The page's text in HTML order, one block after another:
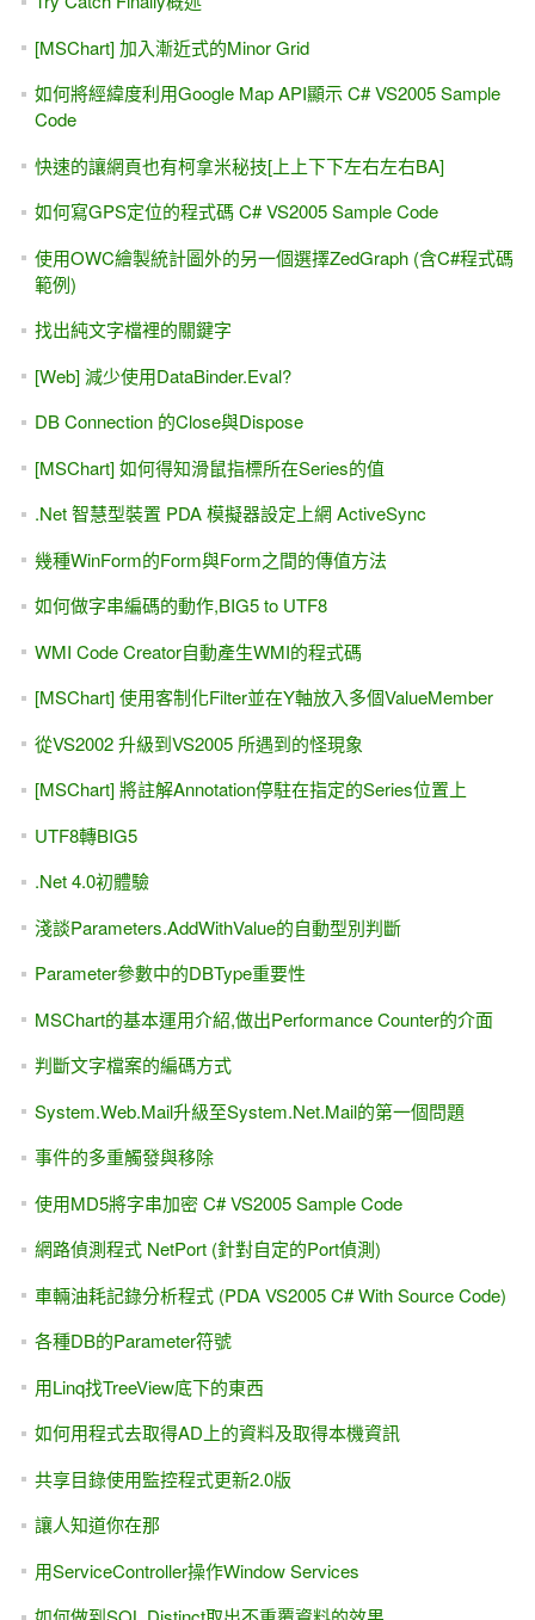
[MSChart] 加入漸近式的Minor Grid
如何將經緯度利用Google Map API顯示 C# VS2005 Sample
Code
快速的讓網頁也有柯拿米秘技[上上下下左右左右BA]
如何寫GPS定位的程式碼 C# VS2005 Sample Code
使用OWC繪製統計圖外的另一個選擇ZedGraph (含C#程式碼
範例)
找出純文字檔裡的關鍵字
[Web] 減少使用DataBinder.Eval?
DB Connection 的Close與Dispose
[MSChart] 如何得知滑鼠指標所在Series的值
.Net 智慧型裝置 PDA 模擬器設定上網 ActiveSync
幾種WinForm的Form與Form之間的傳值方法
如何做字串編碼的動作,BIG5 to UTF8
WMI Code Creator自動產生WMI的程式碼
[MSChart] 使用客制化Filter並在Y軸放入多個ValueMember
從VS2002 升級到VS2005 所遇到的怪現象
[MSChart] 將註解Annotation停駐在指定的Series位置上
UTF8轉BIG5
.Net 4.0初體驗
淺談Parameters.AddWithValue的自動型別判斷
Parameter參數中的DBType重要性
MSChart的基本運用介紹,做出Performance Counter的介面
判斷文字檔案的編碼方式
System.Web.Mail升級至System.Net.Mail的第一個問題
事件的多重觸發與移除
使用MD5將字串加密 C# VS2005 Sample Code
網路偵測程式 NetPort (針對自定的Port偵測)
車輛油耗記錄分析程式 (PDA VS2005 C# With Source Code)
各種DB的Parameter符號
用Linq找TreeView底下的東西
如何用程式去取得AD上的資料及取得本機資訊
共享目錄使用監控程式更新2.0版
讓人知道你在那
用ServiceController操作Window Services